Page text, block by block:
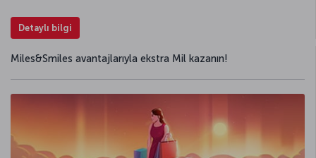
Detaylı bilgi
Miles&Smiles avantajlarıyla ekstra Mil kazanın!